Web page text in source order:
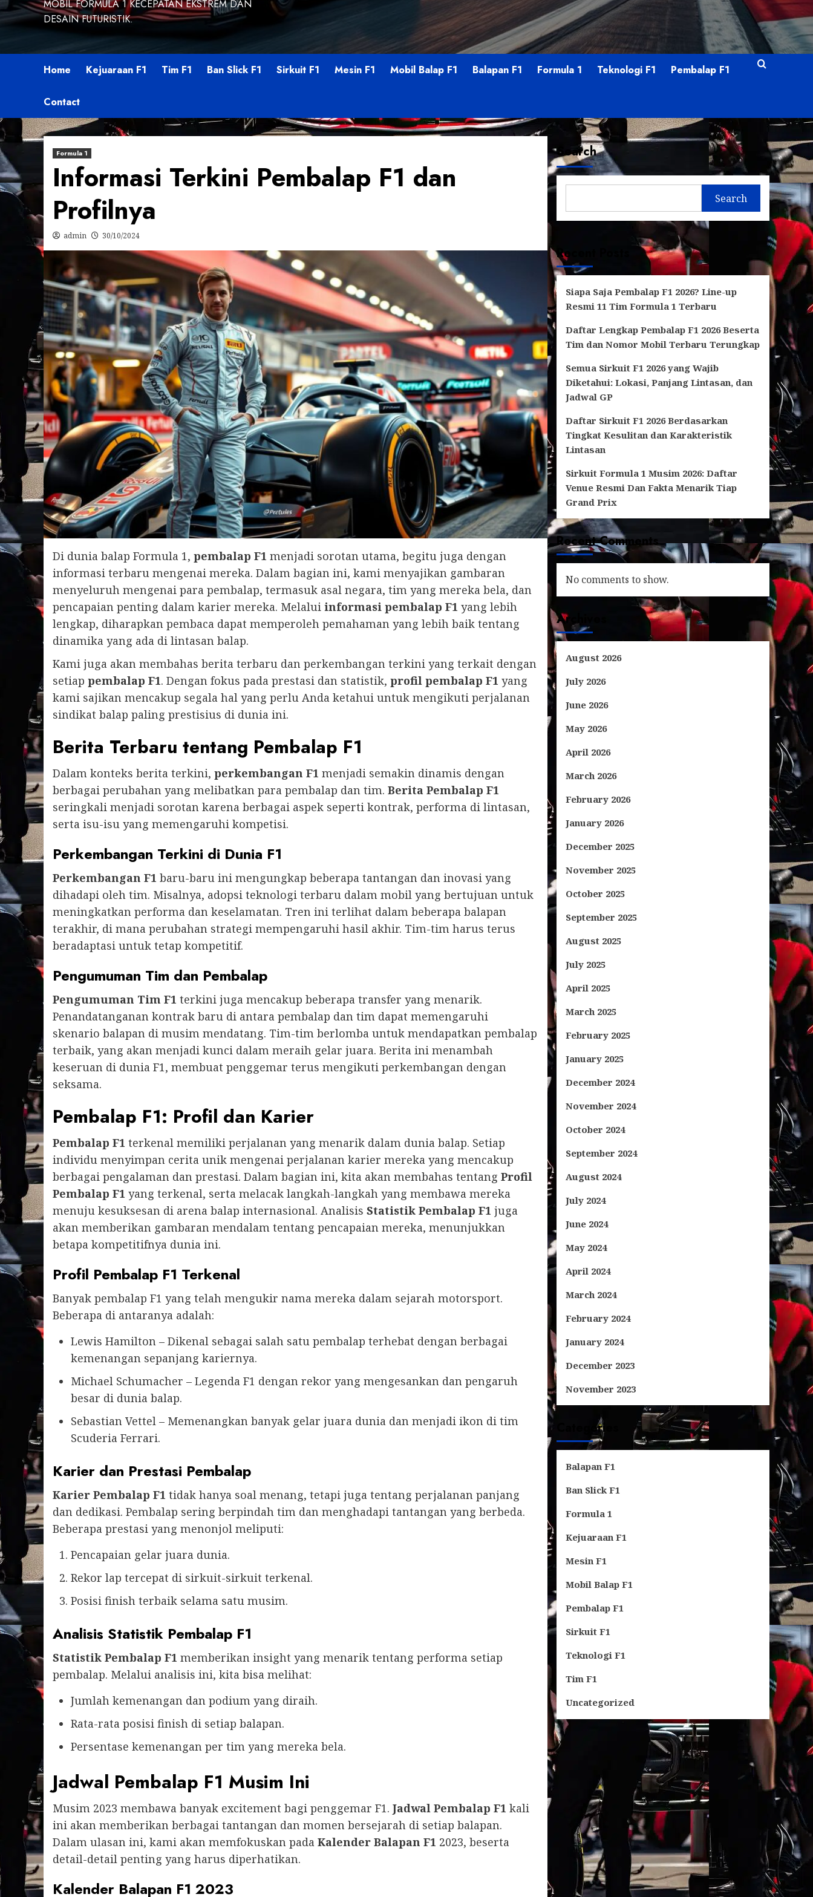
MOBIL FORMULA 1 KECEPATAN EKSTREM DAN
DESAIN FUTURISTIK.
Home Kejuaraan F1 Tim F1 Ban Slick F1 Sirkuit F1 Mesin F1 Mobil Balap F1 Balapan F1 Formula 1 Teknologi F1 Pembalap F1
Contact
Formula 1
Informasi Terkini Pembalap F1 dan
Profilnya
admin 30/10/2024
Di dunia balap Formula 1, pembalap F1 menjadi sorotan utama, begitu juga dengan
informasi terbaru mengenai mereka. Dalam bagian ini, kami menyajikan gambaran
menyeluruh mengenai para pembalap, termasuk asal negara, tim yang mereka bela, dan
pencapaian penting dalam karier mereka. Melalui informasi pembalap F1 yang lebih
lengkap, diharapkan pembaca dapat memperoleh pemahaman yang lebih baik tentang
dinamika yang ada di lintasan balap.
Kami juga akan membahas berita terbaru dan perkembangan terkini yang terkait dengan
setiap pembalap F1. Dengan fokus pada prestasi dan statistik, profil pembalap F1 yang
kami sajikan mencakup segala hal yang perlu Anda ketahui untuk mengikuti perjalanan
sindikat balap paling prestisius di dunia ini.
Berita Terbaru tentang Pembalap F1
Dalam konteks berita terkini, perkembangan F1 menjadi semakin dinamis dengan
berbagai perubahan yang melibatkan para pembalap dan tim. Berita Pembalap F1
seringkali menjadi sorotan karena berbagai aspek seperti kontrak, performa di lintasan,
serta isu-isu yang memengaruhi kompetisi.
Perkembangan Terkini di Dunia F1
Perkembangan F1 baru-baru ini mengungkap beberapa tantangan dan inovasi yang
dihadapi oleh tim. Misalnya, adopsi teknologi terbaru dalam mobil yang bertujuan untuk
meningkatkan performa dan keselamatan. Tren ini terlihat dalam beberapa balapan
terakhir, di mana perubahan strategi mempengaruhi hasil akhir. Tim-tim harus terus
beradaptasi untuk tetap kompetitif.
Pengumuman Tim dan Pembalap
Pengumuman Tim F1 terkini juga mencakup beberapa transfer yang menarik.
Penandatanganan kontrak baru di antara pembalap dan tim dapat memengaruhi
skenario balapan di musim mendatang. Tim-tim berlomba untuk mendapatkan pembalap
terbaik, yang akan menjadi kunci dalam meraih gelar juara. Berita ini menambah
keseruan di dunia F1, membuat penggemar terus mengikuti perkembangan dengan
seksama.
Pembalap F1: Profil dan Karier
Pembalap F1 terkenal memiliki perjalanan yang menarik dalam dunia balap. Setiap
individu menyimpan cerita unik mengenai perjalanan karier mereka yang mencakup
berbagai pengalaman dan prestasi. Dalam bagian ini, kita akan membahas tentang Profil
Pembalap F1 yang terkenal, serta melacak langkah-langkah yang membawa mereka
menuju kesuksesan di arena balap internasional. Analisis Statistik Pembalap F1 juga
akan memberikan gambaran mendalam tentang pencapaian mereka, menunjukkan
betapa kompetitifnya dunia ini.
Profil Pembalap F1 Terkenal
Banyak pembalap F1 yang telah mengukir nama mereka dalam sejarah motorsport.
Beberapa di antaranya adalah:
Lewis Hamilton – Dikenal sebagai salah satu pembalap terhebat dengan berbagai
kemenangan sepanjang kariernya.
Michael Schumacher – Legenda F1 dengan rekor yang mengesankan dan pengaruh
besar di dunia balap.
Sebastian Vettel – Memenangkan banyak gelar juara dunia dan menjadi ikon di tim
Scuderia Ferrari.
Karier dan Prestasi Pembalap
Karier Pembalap F1 tidak hanya soal menang, tetapi juga tentang perjalanan panjang
dan dedikasi. Pembalap sering berpindah tim dan menghadapi tantangan yang berbeda.
Beberapa prestasi yang menonjol meliputi:
Pencapaian gelar juara dunia.
Rekor lap tercepat di sirkuit-sirkuit terkenal.
Posisi finish terbaik selama satu musim.
Analisis Statistik Pembalap F1
Statistik Pembalap F1 memberikan insight yang menarik tentang performa setiap
pembalap. Melalui analisis ini, kita bisa melihat:
Jumlah kemenangan dan podium yang diraih.
Rata-rata posisi finish di setiap balapan.
Persentase kemenangan per tim yang mereka bela.
Jadwal Pembalap F1 Musim Ini
Musim 2023 membawa banyak excitement bagi penggemar F1. Jadwal Pembalap F1 kali
ini akan memberikan berbagai tantangan dan momen bersejarah di setiap balapan.
Dalam ulasan ini, kami akan memfokuskan pada Kalender Balapan F1 2023, beserta
detail-detail penting yang harus diperhatikan.
Kalender Balapan F1 2023
Search
Search
Recent Posts
Siapa Saja Pembalap F1 2026? Line-up
Resmi 11 Tim Formula 1 Terbaru
Daftar Lengkap Pembalap F1 2026 Beserta
Tim dan Nomor Mobil Terbaru Terungkap
Semua Sirkuit F1 2026 yang Wajib
Diketahui: Lokasi, Panjang Lintasan, dan
Jadwal GP
Daftar Sirkuit F1 2026 Berdasarkan
Tingkat Kesulitan dan Karakteristik
Lintasan
Sirkuit Formula 1 Musim 2026: Daftar
Venue Resmi Dan Fakta Menarik Tiap
Grand Prix
Recent Comments
No comments to show.
Archives
August 2026
July 2026
June 2026
May 2026
April 2026
March 2026
February 2026
January 2026
December 2025
November 2025
October 2025
September 2025
August 2025
July 2025
April 2025
March 2025
February 2025
January 2025
December 2024
November 2024
October 2024
September 2024
August 2024
July 2024
June 2024
May 2024
April 2024
March 2024
February 2024
January 2024
December 2023
November 2023
Categories
Balapan F1
Ban Slick F1
Formula 1
Kejuaraan F1
Mesin F1
Mobil Balap F1
Pembalap F1
Sirkuit F1
Teknologi F1
Tim F1
Uncategorized